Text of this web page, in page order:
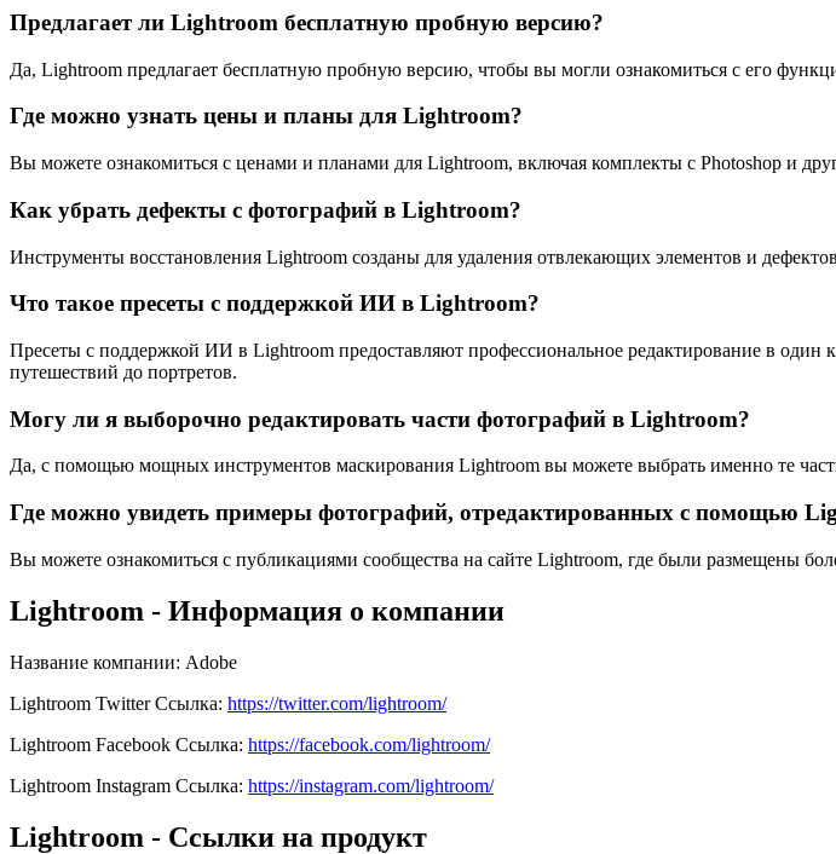
Предлагает ли Lightroom бесплатную пробную версию?
Да, Lightroom предлагает бесплатную пробную версию, чтобы вы могли ознакомиться с его
Где можно узнать цены и планы для Lightroom?
Вы можете ознакомиться с ценами и планами для Lightroom, включая комплекты с Photoshop и
Как убрать дефекты с фотографий в Lightroom?
Инструменты восстановления Lightroom созданы для удаления отвлекающих элементов и
Что такое пресеты с поддержкой ИИ в Lightroom?
Пресеты с поддержкой ИИ в Lightroom предоставляют профессиональное редактирование в
путешествий до портретов.
Могу ли я выборочно редактировать части фотографий в Lightroom?
Да, с помощью мощных инструментов маскирования Lightroom вы можете выбрать именно те
Где можно увидеть примеры фотографий, отредактированных с помощью
Вы можете ознакомиться с публикациями сообщества на сайте Lightroom, где были размещены
Lightroom - Информация о компании
Название компании: Adobe
Lightroom Twitter Ссылка: https://twitter.com/lightroom/
Lightroom Facebook Ссылка: https://facebook.com/lightroom/
Lightroom Instagram Ссылка: https://instagram.com/lightroom/
Lightroom - Ссылки на продукт